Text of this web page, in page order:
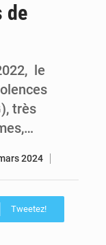
AfroBasket U18 : Le Mali défend sa double couronne à Abidjan
de
le
très
2024
Tweetez!